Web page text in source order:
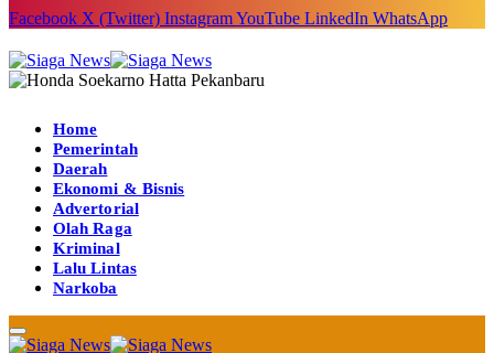
Facebook X (Twitter) InstagramYouTube LinkedIn WhatsApp
Home
Pemerintah
Daerah
Ekonomi & Bisnis
Advertorial
Olah Raga
Kriminal
Lalu Lintas
Narkoba